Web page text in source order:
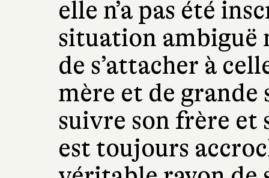
elle n’a pas été
situation ambiguë
de s’attacher à
mère et de
suivre son frère et
est toujours